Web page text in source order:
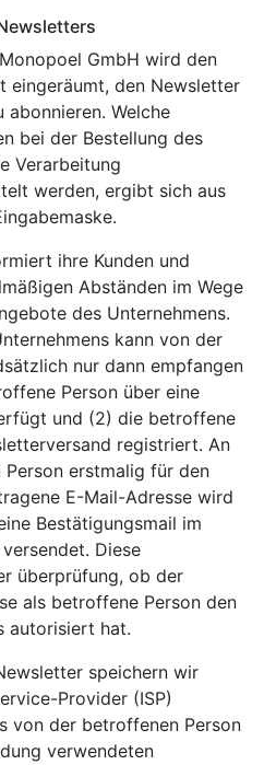
GmbH wird den
eingeräumt, den Newsletter
abonnieren. Welche
bei der Bestellung des
Verarbeitung
werden, ergibt sich aus
ihre Kunden und
Abständen im Wege
des Unternehmens.
kann von der
nur dann empfangen
Person über eine
und (2) die betroffene
registriert. An
erstmalig für den
E-Mail-Adresse wird
Bestätigungsmail im
Diese
überprüfung, ob der
als betroffene Person den
autorisiert hat.
speichern wir
Provider (ISP)
von der betroffenen Person
verwendeten